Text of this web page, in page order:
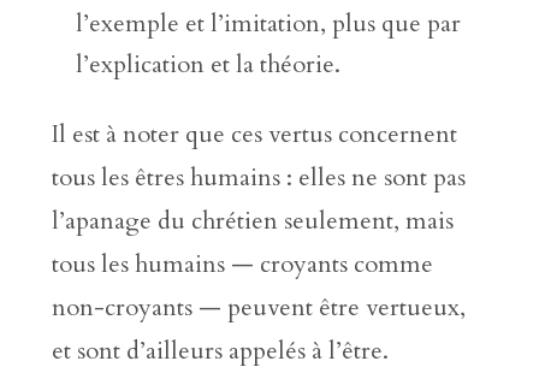
l’exemple et l’imitation, plus que par
l’explication et la théorie.
Il est à noter que ces vertus concernent
tous les êtres humains : elles ne sont pas
l’apanage du chrétien seulement, mais
tous les humains — croyants comme
non-croyants — peuvent être vertueux,
et sont d’ailleurs appelés à l’être.